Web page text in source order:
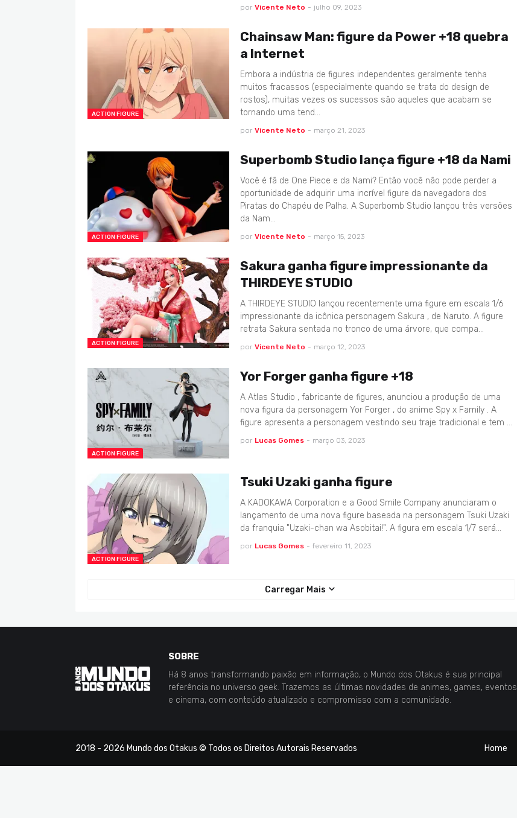
por Vicente Neto - julho 09, 2023
ACTION FIGURE
Chainsaw Man: figure da Power +18 quebra
a Internet
Embora a indústria de figures independentes geralmente tenha
muitos fracassos (especialmente quando se trata do design de
rostos), muitas vezes os sucessos são aqueles que acabam se
tornando uma tend…
por Vicente Neto - março 21, 2023
ACTION FIGURE
Superbomb Studio lança figure +18 da Nami
Você é fã de One Piece e da Nami? Então você não pode perder a
oportunidade de adquirir uma incrível figure da navegadora dos
Piratas do Chapéu de Palha. A Superbomb Studio lançou três versões
da Nam…
por Vicente Neto - março 15, 2023
ACTION FIGURE
Sakura ganha figure impressionante da
THIRDEYE STUDIO
A THIRDEYE STUDIO lançou recentemente uma figure em escala 1/6
impressionante da icônica personagem Sakura , de Naruto. A figure
retrata Sakura sentada no tronco de uma árvore, que compa…
por Vicente Neto - março 12, 2023
ACTION FIGURE
Yor Forger ganha figure +18
A Atlas Studio , fabricante de figures, anunciou a produção de uma
nova figura da personagem Yor Forger , do anime Spy x Family . A
figure apresenta a personagem vestindo seu traje tradicional e tem …
por Lucas Gomes - março 03, 2023
ACTION FIGURE
Tsuki Uzaki ganha figure
A KADOKAWA Corporation e a Good Smile Company anunciaram o
lançamento de uma nova figure baseada na personagem Tsuki Uzaki
da franquia "Uzaki-chan wa Asobitai!". A figura em escala 1/7 será…
por Lucas Gomes - fevereiro 11, 2023
Carregar Mais
SOBRE
Há 8 anos transformando paixão em informação, o Mundo dos Otakus é sua principal
referência no universo geek. Trazemos as últimas novidades de animes, games, eventos
e cinema, com conteúdo atualizado e compromisso com a comunidade.
2018 - 2026 Mundo dos Otakus © Todos os Direitos Autorais Reservados Home